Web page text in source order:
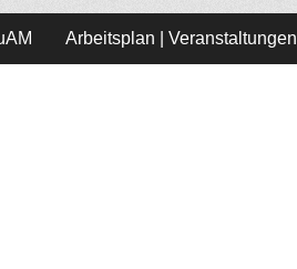
Arbeitsplan | Veranstaltungen